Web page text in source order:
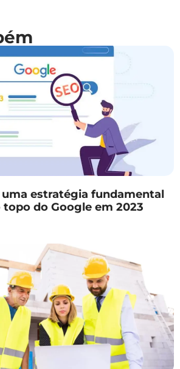
uma estratégia fundamental
topo do Google em 2023